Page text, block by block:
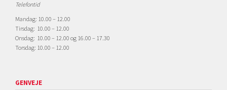
Telefontid
Mandag: 10.00 – 12.00
Tirsdag: 10.00 – 12.00
Onsdag: 10.00 – 12.00 og 16.00 – 17.30
Torsdag: 10.00 – 12.00
GENVEJE